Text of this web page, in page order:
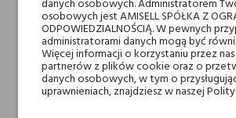
Zapach idealny dla podróżnika.
Nuty głowy
danych osobowych. Administratorem
osobowych jest AMISELL SPÓŁKA Z
ODPOWIEDZIALNOŚCIĄ. W pewnych
administratorami danych mogą być
Więcej informacji o korzystaniu przez nas
partnerów z plików cookie oraz o
danych osobowych, w tym o
uprawnieniach, znajdziesz w naszej